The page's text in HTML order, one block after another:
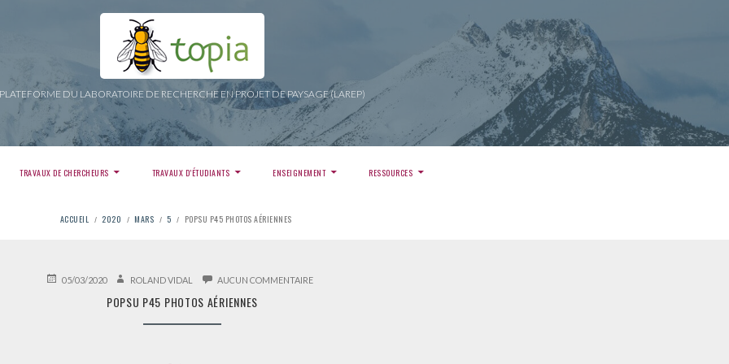
PLATEFORME DU LABORATOIRE DE RECHERCHE EN PROJET DE PAYSAGE (LAREP)
TRAVAUX DE CHERCHEURS TRAVAUX D’ÉTUDIANTS ENSEIGNEMENT RESSOURCES
ACCUEIL 2020 MARS 5 POPSU P45 PHOTOS AÉRIENNES
PUBLIÉ05/03/2020 AUTEURROLAND VIDAL AUCUN COMMENTAIRESUR
POPSU P45 PHOTOS AÉRIENNES